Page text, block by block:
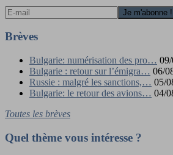
Brèves
Bulgarie: numérisation des pro…
Bulgarie : retour sur l’émigra… 06/
Russie : malgré les sanctions,… 05/
Bulgarie: le retour des avions… 04/
Toutes les brèves
Quel thème vous intéresse ?